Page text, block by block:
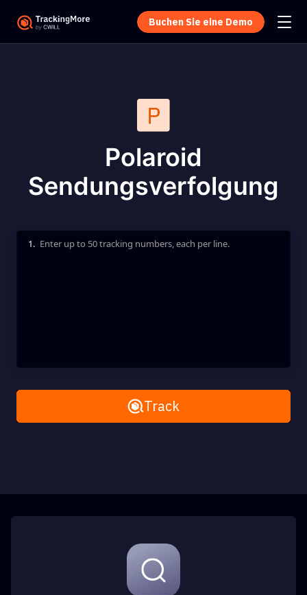
Buchen Sie eine Demo
Polaroid
Sendungsverfolgung
Enter up to 50 tracking numbers, each per line.
1.
Remove AllTrack